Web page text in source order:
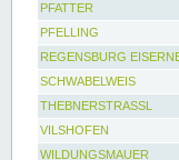
PFATTER
PFELLING
REGENSBURG
SCHWABELWEIS
THEBNERSTRASSL
VILSHOFEN
WILDUNGSMAUER